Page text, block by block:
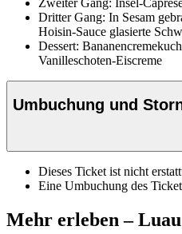
Dritter Gang: In Sesam
Hoisin-Sauce glasierte
Dessert:
Vanilleschoten-Eiscreme
Umbuchung und
Dieses Ticket ist nicht
Eine Umbuchung des
Mehr erleben –